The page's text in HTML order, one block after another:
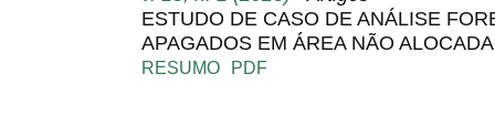
ESTUDO DE CASO DE ANÁLISE
APAGADOS EM ÁREA NÃO
RESUMO PDF